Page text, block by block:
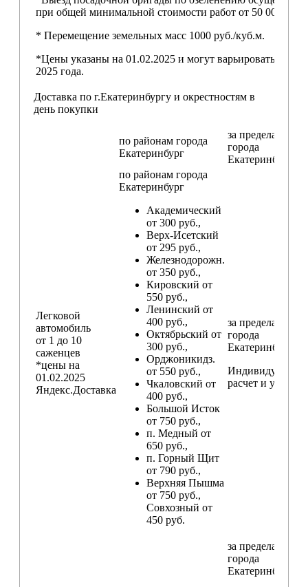
при общей минимальной стоимости работ от 50 000,00
* Перемещение земельных масс 1000 руб./куб.м.
*Цены указаны на 01.02.2025 и могут варьироваться
2025 года.
Доставка по г.Екатеринбургу и окрестностям в
день покупки
по районам города
Екатеринбург
за пределами
города
Екатеринбург
Легковой
автомобиль
от 1 до 10
саженцев
*цены на
01.02.2025
Яндекс.Доставка
по районам города
Екатеринбург
Академический
от 300 руб.,
Верх-Исетский
от 295 руб.,
Железнодорожн.
от 350 руб.,
Кировский от
550 руб.,
Ленинский от
400 руб.,
Октябрьский от
300 руб.,
Орджоникидз.
от 550 руб.,
Чкаловский от
400 руб.,
Большой Исток
от 750 руб.,
п. Медный от
650 руб.,
п. Горный Щит
от 790 руб.,
Верхняя Пышма
от 750 руб.,
Совхозный от
450 руб.
за пределами
города
Екатеринбург
расчет и условия
за пределами
города
Екатеринбург